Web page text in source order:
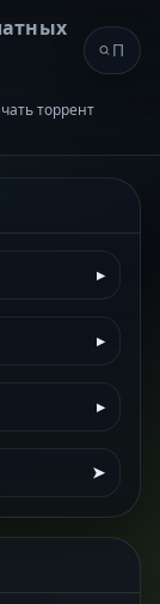
торрент
▸
▸
▸
➤